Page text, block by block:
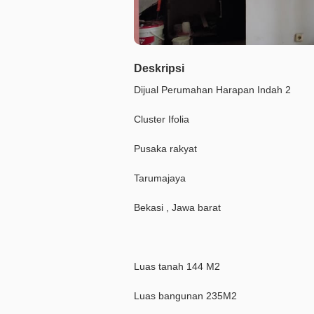
Deskripsi
Dijual Perumahan Harapan Indah 2
Cluster Ifolia
Pusaka rakyat
Tarumajaya
Bekasi , Jawa barat
Luas tanah 144 M2
Luas bangunan 235M2